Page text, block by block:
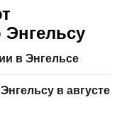
в Энгельсе
в августе